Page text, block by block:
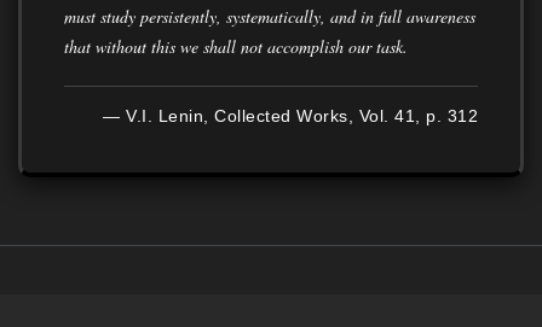
must study persistently, systematically, and in full awareness
that without this we shall not accomplish our task.
— V.I. Lenin, Collected Works, Vol. 41, p. 312